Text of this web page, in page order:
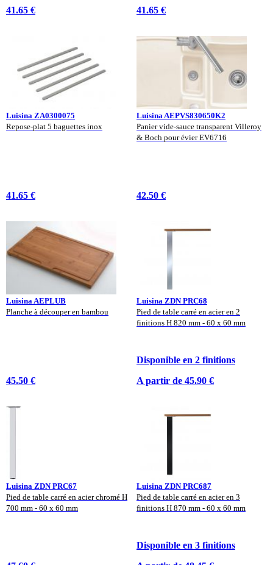
41.65 € 41.65 €
Luisina ZA0300075
Repose-plat 5 baguettes inox
41.65 €
Luisina AEPVS830650K2
Panier vide-sauce transparent Villeroy
& Boch pour évier EV6716
42.50 €
Luisina AEPLUB
Planche à découper en bambou
45.50 €
Luisina ZDN PRC68
Pied de table carré en acier en 2
finitions H 820 mm - 60 x 60 mm
Disponible en 2 finitions
A partir de 45.90 €
Luisina ZDN PRC67
Pied de table carré en acier chromé H
700 mm - 60 x 60 mm
Luisina ZDN PRC687
Pied de table carré en acier en 3
finitions H 870 mm - 60 x 60 mm
Disponible en 3 finitions